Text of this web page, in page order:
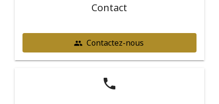
Contact
people Contactez-nous
phone